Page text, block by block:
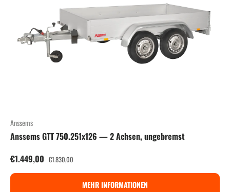
Anssems
Anssems GTT 750.251x126 — 2 Achsen, ungebremst
Verkaufspreis
€1.449,00 Normaler Preis
€1.830,00
MEHR INFORMATIONEN